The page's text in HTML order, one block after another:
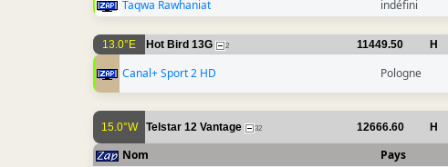
Taqwa Rawhaniat indéfini
13.0°E Hot Bird 13G 2 11449.50 H
Canal+ Sport 2 HD Pologne
15.0°W Telstar 12 Vantage 32 12666.60 H
Nom Pays